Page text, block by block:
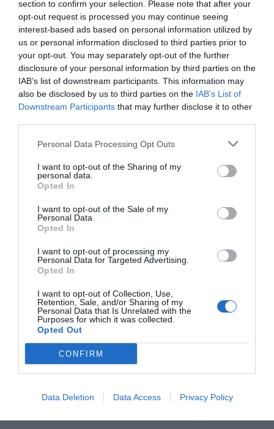
section to confirm your selection. Please note that after your
opt-out request is processed you may continue seeing
interest-based ads based on personal information utilized by
us or personal information disclosed to third parties prior to
your opt-out. You may separately opt-out of the further
disclosure of your personal information by third parties on the
IAB’s list of downstream participants. This information may
also be disclosed by us to third parties on the IAB’s List of
Downstream Participants that may further disclose it to other
Personal Data Processing Opt Outs
I want to opt-out of the Sharing of my
personal data.
Opted In
I want to opt-out of the Sale of my
Personal Data.
Opted In
I want to opt-out of processing my
Personal Data for Targeted Advertising.
Opted In
I want to opt-out of Collection, Use,
Retention, Sale, and/or Sharing of my
Personal Data that Is Unrelated with the
Purposes for which it was collected.
Opted Out
CONFIRM
Data Deletion Data Access Privacy Policy
A partir de los años 2000, TDF puso en marcha su
proceso de internacionalización, que comenzó
con una delegación en Portugal. Después abrió en
Francia, Polonia, Suiza, Rumanía, República
Checa, Alemania y Eslovaquia . "No era habitual
que una empresa catalana tuviera la distribución
en serio", recuerda Alberto. Pero lo consiguieron y
ahora son referentes en buena parte del
continente. El siguiente salto fue a Latinoamérica,
Paraguay, Bolivia y Brasil. Un modelo centrado en
el servicio al cliente ha sido básico para su
crecimiento.
fundamental, TDF también diseña ahora
soluciones propias. Todo alrededor de los fluidos:
el bombeo, filtración, tratamiento, estanqueidad...
Y para industrias muy variadas: desde la
alimentación hasta la farmacéutica o la química.
del agua.